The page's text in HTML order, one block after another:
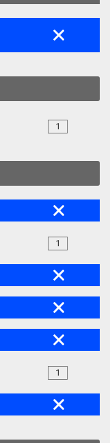
1
1
1